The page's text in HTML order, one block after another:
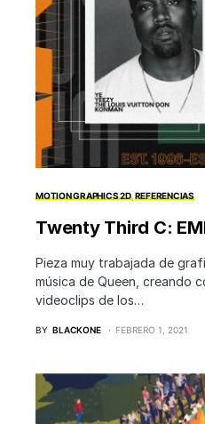
MOTION GRAPHICS 2D REFERENCIAS
Twenty Third C:
Pieza muy trabajada de
música de Queen, creando
videoclips de los…
BY BLACKONE FEBRERO 1, 2021